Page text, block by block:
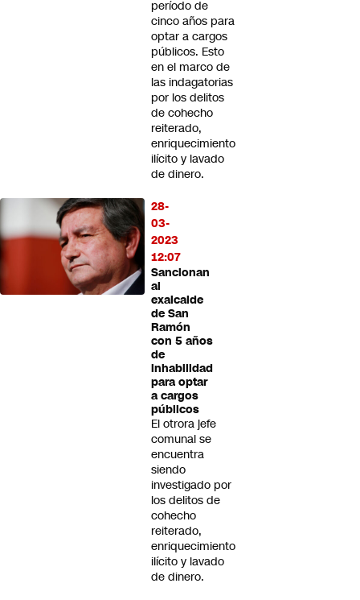
período de
cinco años para
optar a cargos
públicos. Esto
en el marco de
las indagatorias
por los delitos
de cohecho
reiterado,
enriquecimiento
ilícito y lavado
de dinero.
28-
03-
2023
12:07
Sancionan
al
exalcalde
de San
Ramón
con 5 años
de
inhabilidad
para optar
a cargos
públicos
El otrora jefe
comunal se
encuentra
siendo
investigado por
los delitos de
cohecho
reiterado,
enriquecimiento
ilícito y lavado
de dinero.